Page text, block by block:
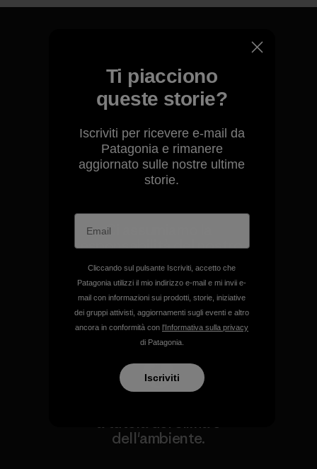
Garantiamo ogni prodotto
realizzato.
Garanzia Corazzata
Ci assumiamo la
responsabilità del nostro
impatto.
Scopri di più sulla nostra impronta
ecologica
a tutela del clima e
dell'ambiente.
Ti piacciono
queste storie?
Iscriviti per ricevere e-mail da
Patagonia e rimanere
aggiornato sulle nostre ultime
storie.
Cliccando sul pulsante Iscriviti, accetto che
Patagonia utilizzi il mio indirizzo e-mail e mi invii e-
mail con informazioni sui prodotti, storie, iniziative
dei gruppi attivisti, aggiornamenti sugli eventi e altro
ancora in conformità con l'Informativa sulla privacy
di Patagonia.
Iscriviti